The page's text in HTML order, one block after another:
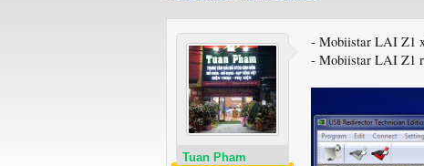
Tuan Pham
- Mobiistar LAI Z1
- Mobiistar LAI Z1